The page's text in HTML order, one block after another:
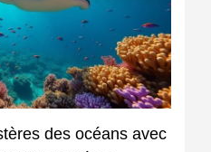
des océans avec